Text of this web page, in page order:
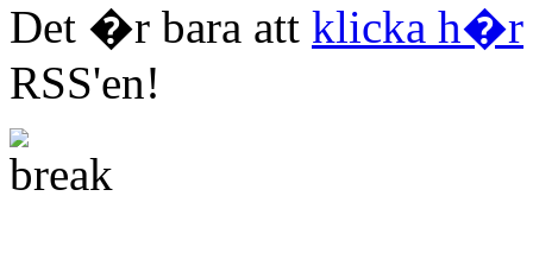
Det �r bara att klicka h�r
RSS'en!